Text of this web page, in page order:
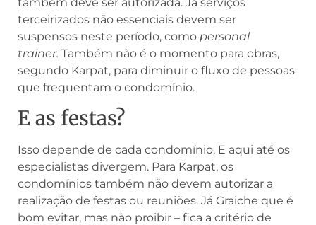
também deve ser autorizada. Já serviços
terceirizados não essenciais devem ser
suspensos neste período, como personal
trainer. Também não é o momento para obras,
segundo Karpat, para diminuir o fluxo de pessoas
que frequentam o condomínio.
E as festas?
Isso depende de cada condomínio. E aqui até os
especialistas divergem. Para Karpat, os
condomínios também não devem autorizar a
realização de festas ou reuniões. Já Graiche que é
bom evitar, mas não proibir – fica a critério de